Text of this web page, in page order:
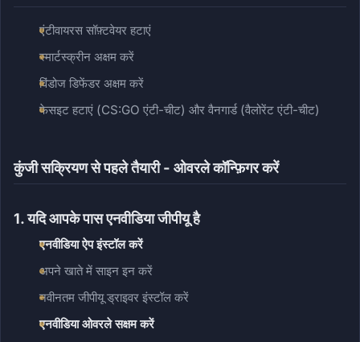
एंटीवायरस सॉफ़्टवेयर हटाएं
स्मार्टस्क्रीन अक्षम करें
विंडोज डिफेंडर अक्षम करें
फेसइट हटाएं (CS:GO एंटी-चीट) और वैनगार्ड (वैलोरेंट एंटी-चीट)
कुंजी सक्रियण से पहले तैयारी - ओवरले कॉन्फ़िगर करें
1. यदि आपके पास एनवीडिया जीपीयू है
एनवीडिया ऐप इंस्टॉल करें
अपने खाते में साइन इन करें
नवीनतम जीपीयू ड्राइवर इंस्टॉल करें
एनवीडिया ओवरले सक्षम करें